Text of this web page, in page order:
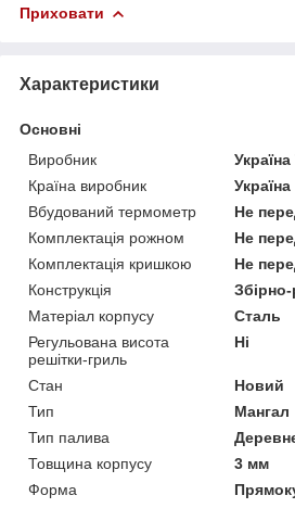
Приховати
Характеристики
Основні
Виробник
Країна виробник
Україна
Вбудований термометр
Не
Комплектація рожном
Не
Комплектація кришкою
Не
Конструкція
Матеріал корпусу
Сталь
Регульована висота
решітки-гриль
Ні
Стан
Новий
Тип
Мангал
Тип палива
Товщина корпусу
3 мм
Форма